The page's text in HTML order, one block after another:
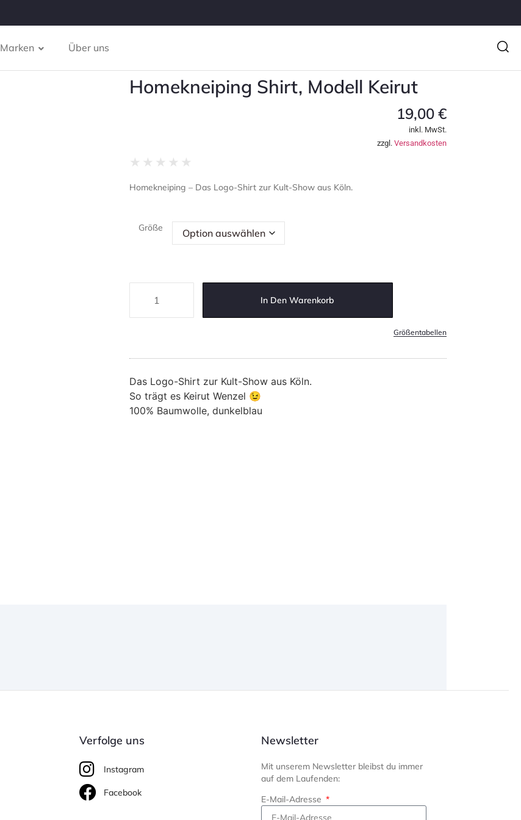
Marken Über uns
Homekneiping Shirt, Modell Keirut
19,00 €
inkl. MwSt.
zzgl. Versandkosten
★ ★ ★ ★ ★
Homekneiping – Das Logo-Shirt zur Kult-Show aus Köln.
Größe
In Den Warenkorb
Größentabellen
Das Logo-Shirt zur Kult-Show aus Köln.
So trägt es Keirut Wenzel 😉
100% Baumwolle, dunkelblau
Verfolge uns
Instagram
Facebook
Newsletter
Mit unserem Newsletter bleibst du immer
auf dem Laufenden:
E-Mail-Adresse